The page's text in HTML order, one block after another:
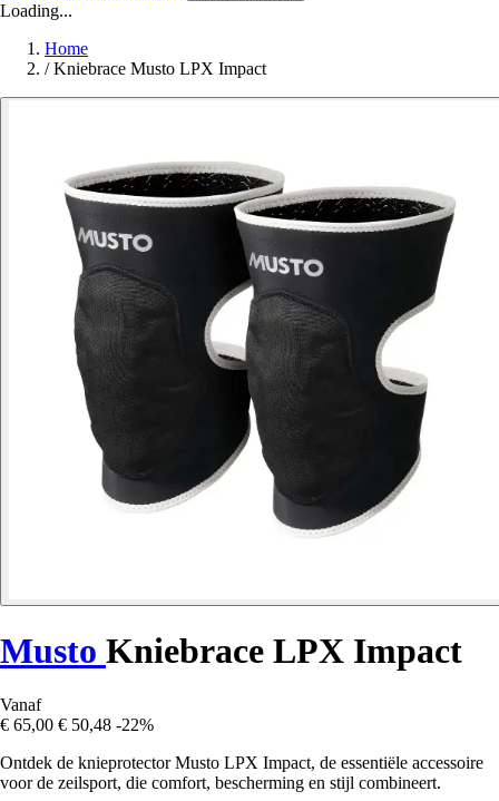
Loading...
Home
/ Kniebrace Musto LPX Impact
Musto Kniebrace LPX Impact
Vanaf
€ 65,00 € 50,48 -22%
Ontdek de knieprotector Musto LPX Impact, de essentiële accessoire
voor de zeilsport, die comfort, bescherming en stijl combineert.